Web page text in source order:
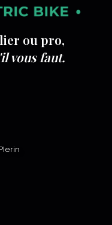
ou pro,
vous faut.